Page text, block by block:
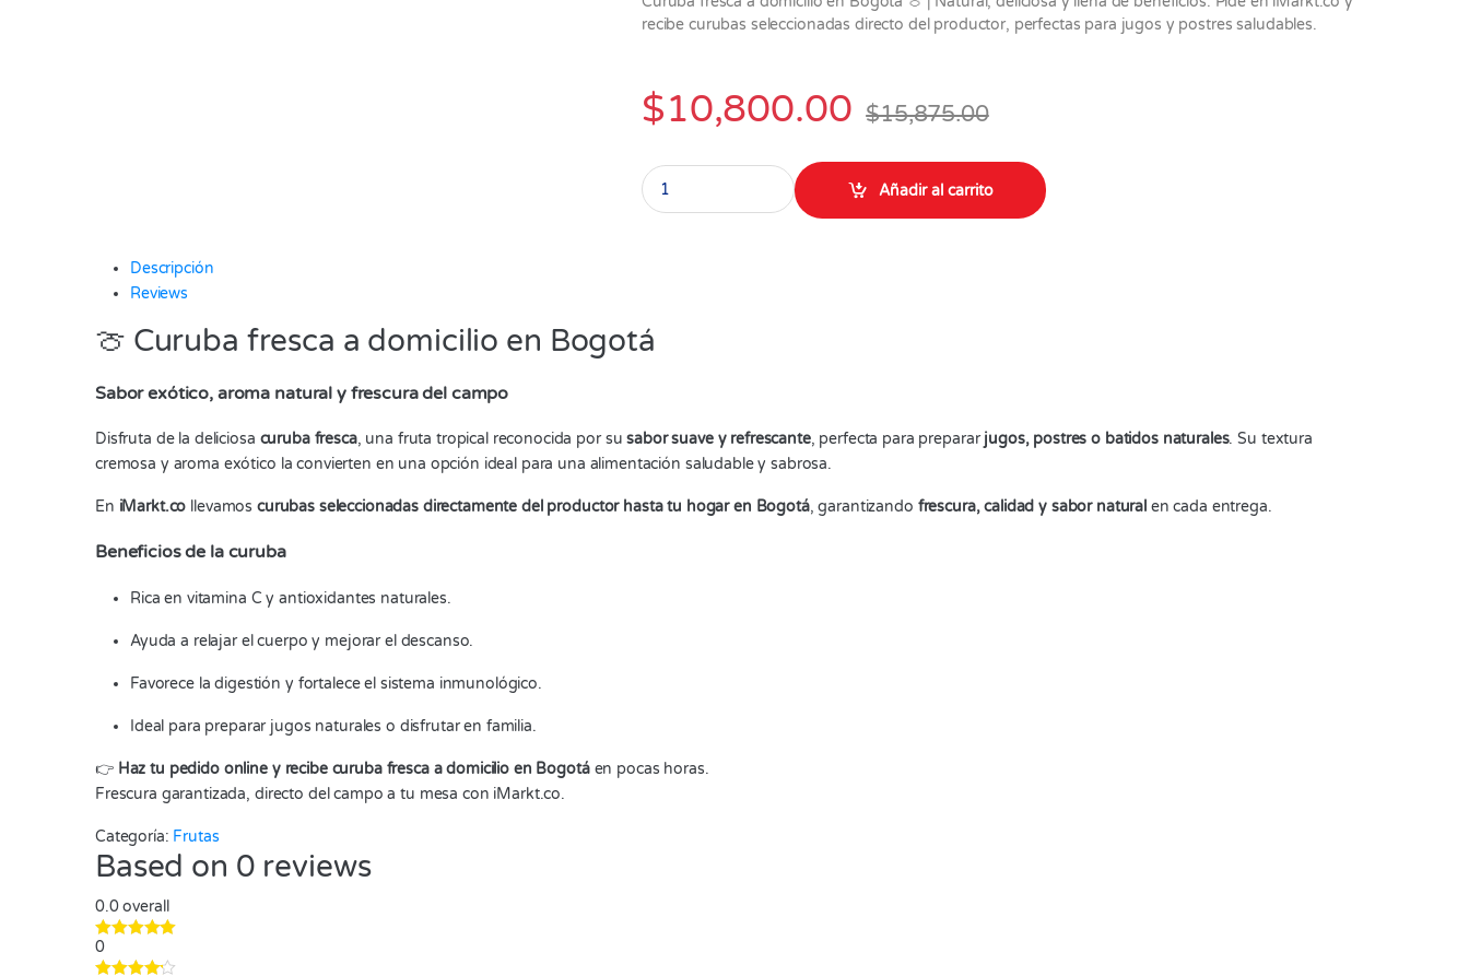
recibe curubas seleccionadas directo del productor, perfectas para jugos y postres saludables.
$10,800.00 $15,875.00
Curuba 3 libras quantity
Añadir al carrito
Descripción
Reviews
🍈 Curuba fresca a domicilio en Bogotá
Sabor exótico, aroma natural y frescura del campo
Disfruta de la deliciosa curuba fresca, una fruta tropical reconocida por susabor suave y refrescante, perfecta para prepararjugos, postres o batidos naturales. Su textura
cremosa y aroma exótico la convierten en una opción ideal para una alimentación saludable y sabrosa.
En iMarkt.co llevamos curubas seleccionadas directamente del productor hasta tu hogar en Bogotá, garantizando frescura, calidad y sabor natural en cada entrega.
Beneficios de la curuba
Rica en vitamina C y antioxidantes naturales.
Ayuda a relajar el cuerpo y mejorar el descanso.
Favorece la digestión y fortalece el sistema inmunológico.
Ideal para preparar jugos naturales o disfrutar en familia.
👉 Haz tu pedido online y recibe curuba fresca a domicilio en Bogotáen pocas horas.
Frescura garantizada, directo del campo a tu mesa con iMarkt.co.
Categoría: Frutas
Based on 0 reviews
0.0overall
0